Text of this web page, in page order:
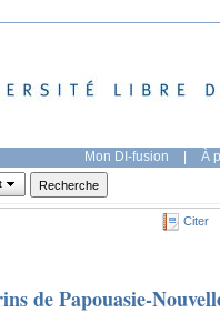
Mon DI-fusion | À
Citer
de Papouasie-